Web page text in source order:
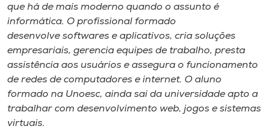
que há de mais moderno quando o assunto é
informática. O profissional formado
desenvolve softwares e aplicativos, cria soluções
empresariais, gerencia equipes de trabalho, presta
assistência aos usuários e assegura o funcionamento
de redes de computadores e internet. O aluno
formado na Unoesc, ainda sai da universidade apto a
trabalhar com desenvolvimento web, jogos e sistemas
virtuais.